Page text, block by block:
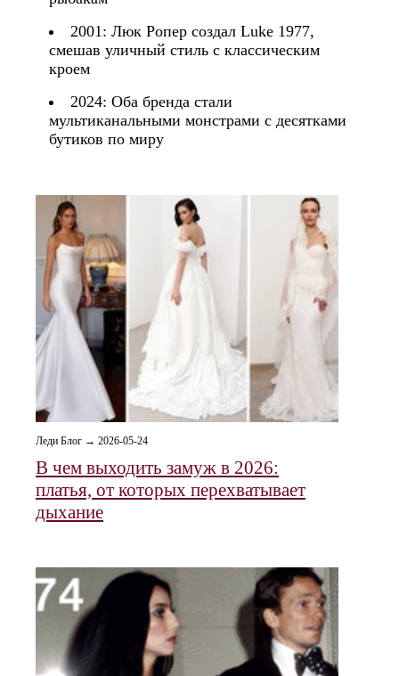
2001: Люк Ропер создал Luke 1977,
смешав уличный стиль с классическим
кроем
2024: Оба бренда стали
мультиканальными монстрами с десятками
бутиков по миру
Леди Блог → 2026-05-24
В чем выходить замуж в 2026:
платья, от которых перехватывает
дыхание